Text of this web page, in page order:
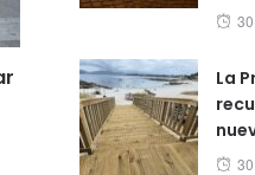
La